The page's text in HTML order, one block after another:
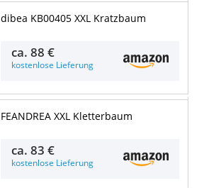
dibea KB00405 XXL Kratzbaum
ca.88 €
kostenlose Lieferung
FEANDREA XXL Kletterbaum
ca.83 €
kostenlose Lieferung